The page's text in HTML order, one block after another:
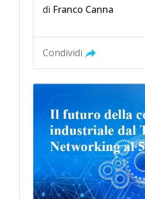
di Franco Canna
Condividi